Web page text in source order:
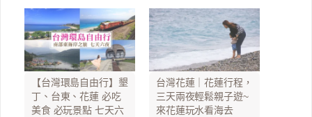
【台灣環島自由行】墾
丁、台東、花蓮 必吃
美食 必玩景點 七天六
台灣花蓮｜花蓮行程，
三天兩夜輕鬆親子遊~
來花蓮玩水看海去